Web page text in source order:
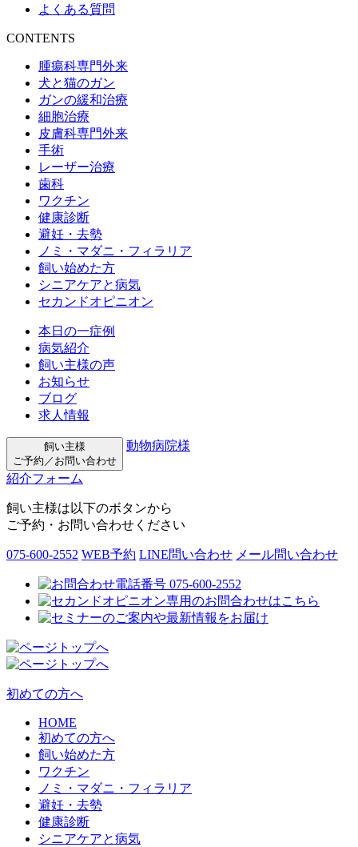
よくある質問
CONTENTS
腫瘍科専門外来
犬と猫のガン
ガンの緩和治療
細胞治療
皮膚科専門外来
手術
レーザー治療
歯科
ワクチン
健康診断
避妊・去勢
ノミ・マダニ・フィラリア
飼い始めた方
シニアケアと病気
セカンドオピニオン
本日の一症例
病気紹介
飼い主様の声
お知らせ
ブログ
求人情報
飼い主様
ご予約／お問い合わせ
動物病院様
紹介フォーム
飼い主様は以下のボタンから
ご予約・お問い合わせください
075-600-2552 WEB予約 LINE問い合わせ メール問い合わせ
初めての方へ
HOME
初めての方へ
飼い始めた方
ワクチン
ノミ・マダニ・フィラリア
避妊・去勢
健康診断
シニアケアと病気